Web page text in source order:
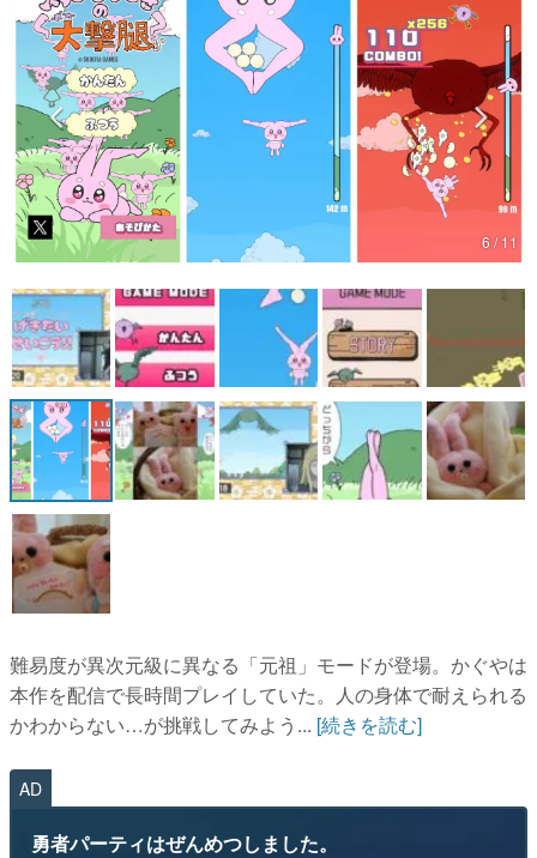
なんでゲームは面白い？
ゲーム開発者・hamatsu氏がゲームの魅力を画面や操作の
具体的な形から解き明かしていく、硬派で骨太な評論連載
です。
ゲームが変えた日本語
「経験値」「裏技」「ラスボス」… ゲームにまつわる言葉
の起源や用法の変遷を、コンピューター文化史研究家・タ
イニーP氏が徹底調査。
カテゴリ
マンガ
女性向け
アプリレビュー
その他
電ファミニコゲーマーとは？
運営：株式会社マレ
6 / 11
難易度が異次元級に異なる「元祖」モードが登場。かぐやは
本作を配信で長時間プレイしていた。人の身体で耐えられる
かわからない…が挑戦してみよう... [続きを読む]
AD
勇者パーティはぜんめつしました。